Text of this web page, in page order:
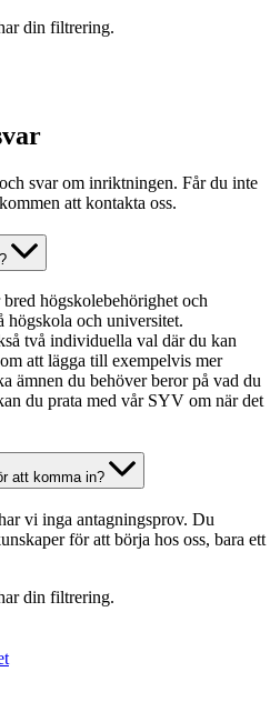
din filtrering.
svar om inriktningen. Får du inte
att kontakta oss.
högskolebehörighet och
högskola och universitet.
två individuella val där du kan
att lägga till exempelvis mer
ämnen du behöver beror på vad du
du prata med vår SYV om när det
att komma in?
vi inga antagningsprov. Du
för att börja hos oss, bara ett
din filtrering.